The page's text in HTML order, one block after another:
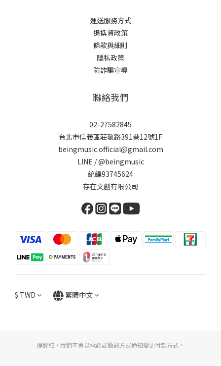
運送服務方式
退換貨政策
條款與細則
隱私政策
防詐騙宣導
聯絡我們
02-27582845
台北市信義區莊敬路391巷12號1F
beingmusic.official@gmail.com
LINE / @beingmusic
統編93745624
存在文創有限公司
$ TWD 繁體中文
提醒您，我們不會以電話或簡訊方式通知變更付款方式。